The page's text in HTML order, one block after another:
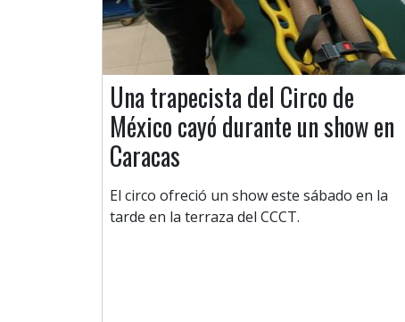
Una trapecista del Circo de
México cayó durante un show en
Caracas
El circo ofreció un show este sábado en la
tarde en la terraza del CCCT.